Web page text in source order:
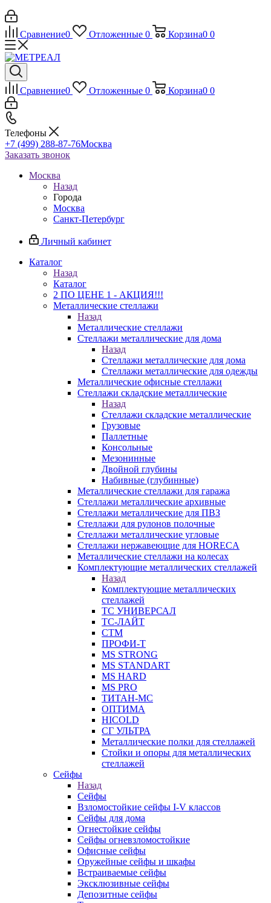
Сравнение0 Отложенные 0 Корзина0 0
Сравнение0 Отложенные 0 Корзина0 0
Телефоны
+7 (499) 288-87-76Москва
Заказать звонок
Москва
Назад
Города
Москва
Санкт-Петербург
Личный кабинет
Каталог
Назад
Каталог
2 ПО ЦЕНЕ 1 - АКЦИЯ!!!
Металлические стеллажи
Назад
Металлические стеллажи
Стеллажи металлические для дома
Назад
Стеллажи металлические для дома
Стеллажи металлические для одежды
Металлические офисные стеллажи
Стеллажи складские металлические
Назад
Стеллажи складские металлические
Грузовые
Паллетные
Консольные
Мезонинные
Двойной глубины
Набивные (глубинные)
Металлические стеллажи для гаража
Стеллажи металлические архивные
Стеллажи металлические для ПВЗ
Стеллажи для рулонов полочные
Стеллажи металлические угловые
Стеллажи нержавеющие для HORECA
Металлические стеллажи на колесах
Комплектующие металлических стеллажей
Назад
Комплектующие металлических
стеллажей
ТС УНИВЕРСАЛ
ТС-ЛАЙТ
СТМ
ПРОФИ-Т
MS STRONG
MS STANDART
MS HARD
MS PRO
ТИТАН-МС
ОПТИМА
HICOLD
СГ УЛЬТРА
Металлические полки для стеллажей
Стойки и опоры для металлических
стеллажей
Сейфы
Назад
Сейфы
Взломостойкие сейфы I-V классов
Сейфы для дома
Огнестойкие сейфы
Сейфы огневзломостойкие
Офисные сейфы
Оружейные сейфы и шкафы
Встраиваемые сейфы
Эксклюзивные сейфы
Депозитные сейфы